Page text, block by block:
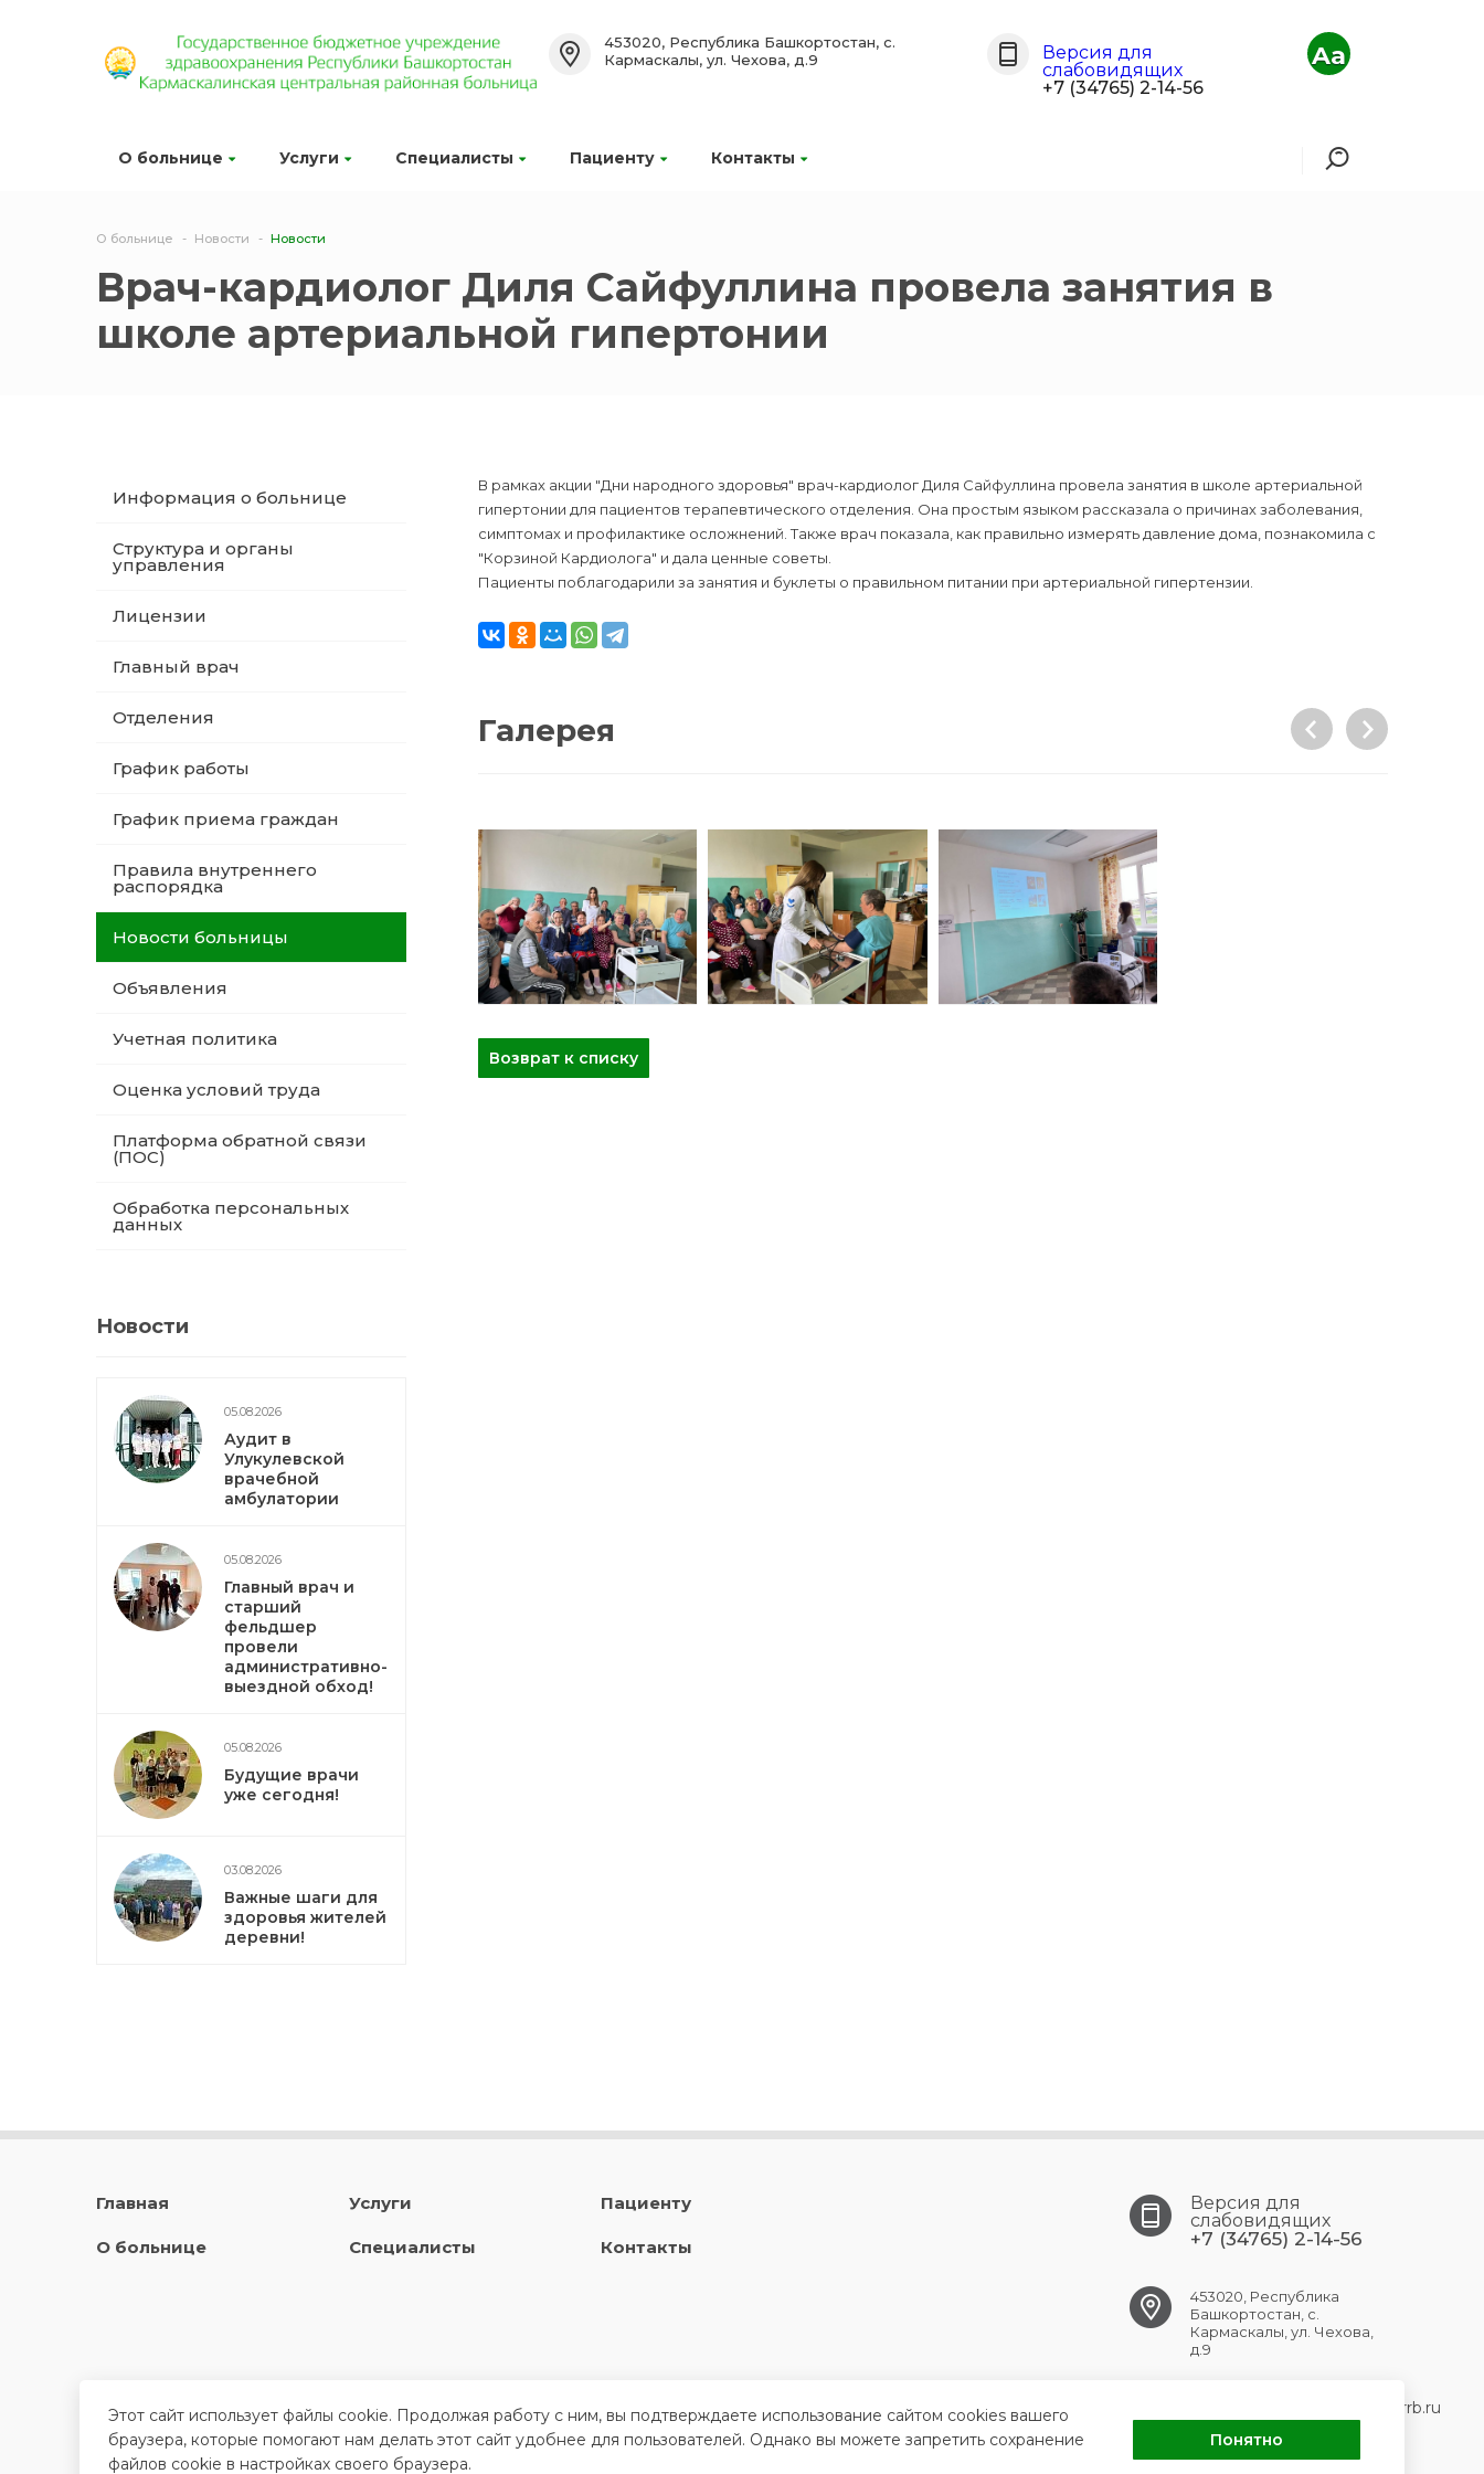
О больнице Услуги Специалисты Пациенту Контакты
453020, Республика Башкортостан, с.
Кармаскалы, ул. Чехова, д.9
Версия для
слабовидящих
+7 (34765) 2-14-56
Aa
О больнице Новости Новости
Врач-кардиолог Диля Сайфуллина провела занятия в
школе артериальной гипертонии
Информация о больнице
Структура и органы
управления
Лицензии
Главный врач
Отделения
График работы
График приема граждан
Правила внутреннего
распорядка
Новости больницы
Объявления
Учетная политика
Оценка условий труда
Платформа обратной связи
(ПОС)
Обработка персональных
данных
Новости
05.08.2026
Аудит в
Улукулевской
врачебной
амбулатории
05.08.2026
Главный врач и
старший
фельдшер
провели
административно-
выездной обход!
05.08.2026
Будущие врачи
уже сегодня!
03.08.2026
Важные шаги для
здоровья жителей
деревни!
В рамках акции "Дни народного здоровья" врач-кардиолог Диля Сайфуллина провела занятия в школе артериальной
гипертонии для пациентов терапевтического отделения. Она простым языком рассказала о причинах заболевания,
симптомах и профилактике осложнений. Также врач показала, как правильно измерять давление дома, познакомила с
"Корзиной Кардиолога" и дала ценные советы.
Пациенты поблагодарили за занятия и буклеты о правильном питании при артериальной гипертензии.
Галерея
Возврат к списку
Главная
О больнице
Услуги
Специалисты
Пациенту
Контакты
Версия для
слабовидящих
+7 (34765) 2-14-56
453020, Республика
Башкортостан, с.
Кармаскалы, ул. Чехова,
д.9
KARMASKALY.CRB@doctorrb.ru
Этот сайт использует файлы cookie. Продолжая работу с ним, вы подтверждаете использование сайтом cookies вашего
браузера, которые помогают нам делать этот сайт удобнее для пользователей. Однако вы можете запретить сохранение
файлов cookie в настройках своего браузера.
Понятно